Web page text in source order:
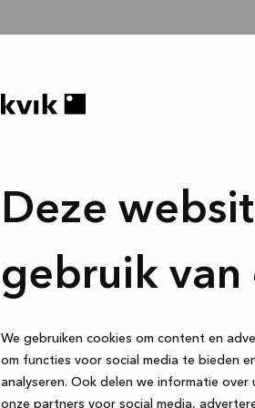
Deze
gebruik van
We gebruiken cookies om content en
om functies voor social media te bieden
analyseren. Ook delen we informatie over
onze partners voor social media,